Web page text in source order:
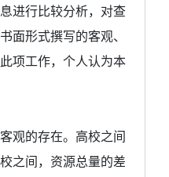
进行比较分析，对查
面形式撰写的客观、
项工作，个人认为本
观的存在。高校之间
之间，资源总量的差